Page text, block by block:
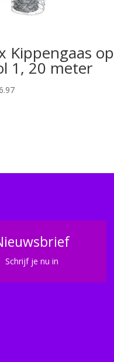
Kippengaas op
1, 20 meter
Schrijf je nu in